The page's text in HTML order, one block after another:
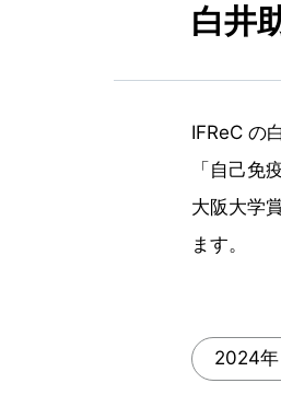
白井
IFReC の
「自己免
大阪大学
ます。
2024